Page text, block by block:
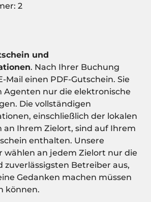
2
und
. Nach Ihrer Buchung
Mail einen PDF-Gutschein. Sie
Agenten nur die elektronische
Die vollständigen
einschließlich der lokalen
an Ihrem Zielort, sind auf Ihrem
enthalten. Unsere
an jedem Zielort nur die
Betreiber aus,
Gedanken machen müssen
können.